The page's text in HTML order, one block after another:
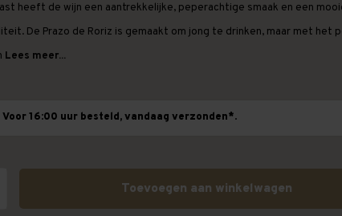
heeft de wijn een aantrekkelijke, peperachtige smaak en een
De Prazo de Roriz is gemaakt om jong te drinken, maar met het
Lees meer...
Voor 16:00 uur besteld, vandaag verzonden*.
Toevoegen aan winkelwagen